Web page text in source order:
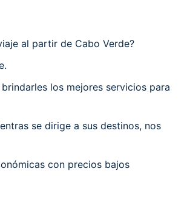
al partir de Cabo Verde?
los mejores servicios para
se dirige a sus destinos, nos
con precios bajos